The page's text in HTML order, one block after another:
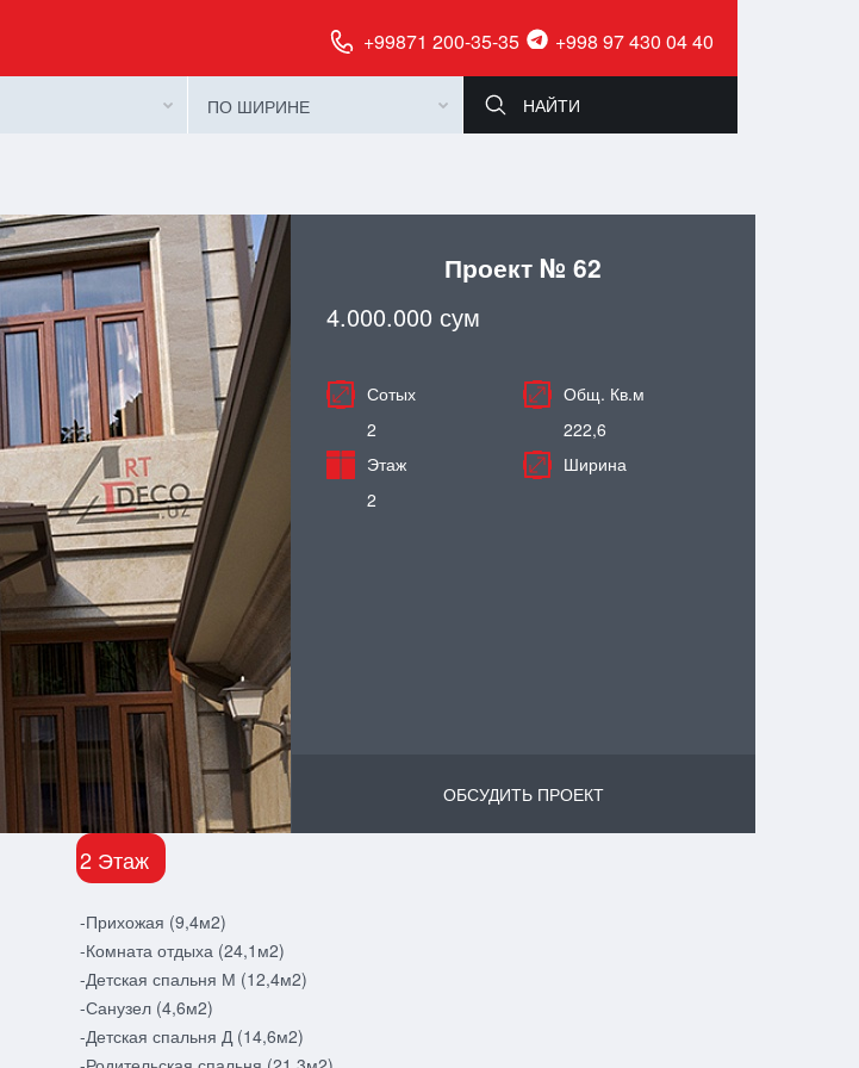
+99871 200-35-35 +998 97 430 04 40
ПО ШИРИНЕ
Проект № 62
4.000.000 сум
Сотых
2
Общ. Кв.м
222,6
Этаж
2
Ширина
ОБСУДИТЬ ПРОЕКТ
2 Этаж
-Прихожая (9,4м2)
-Комната отдыха (24,1м2)
-Детская спальня М (12,4м2)
-Санузел (4,6м2)
-Детская спальня Д (14,6м2)